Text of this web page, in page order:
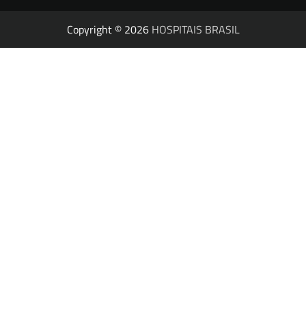
Copyright © 2026 HOSPITAIS BRASIL